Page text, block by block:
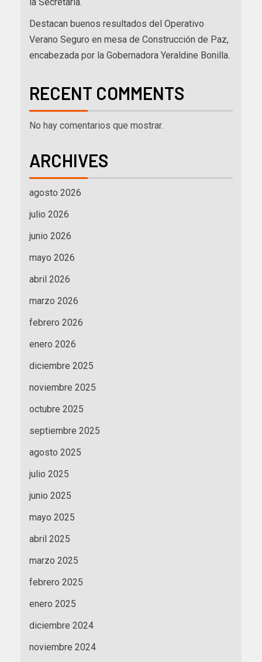
Destacan buenos resultados del Operativo
Verano Seguro en mesa de Construcción de Paz,
encabezada por la Gobernadora Yeraldine Bonilla.
RECENT COMMENTS
No hay comentarios que mostrar.
ARCHIVES
agosto 2026
julio 2026
junio 2026
mayo 2026
abril 2026
marzo 2026
febrero 2026
enero 2026
diciembre 2025
noviembre 2025
octubre 2025
septiembre 2025
agosto 2025
julio 2025
junio 2025
mayo 2025
abril 2025
marzo 2025
febrero 2025
enero 2025
diciembre 2024
noviembre 2024